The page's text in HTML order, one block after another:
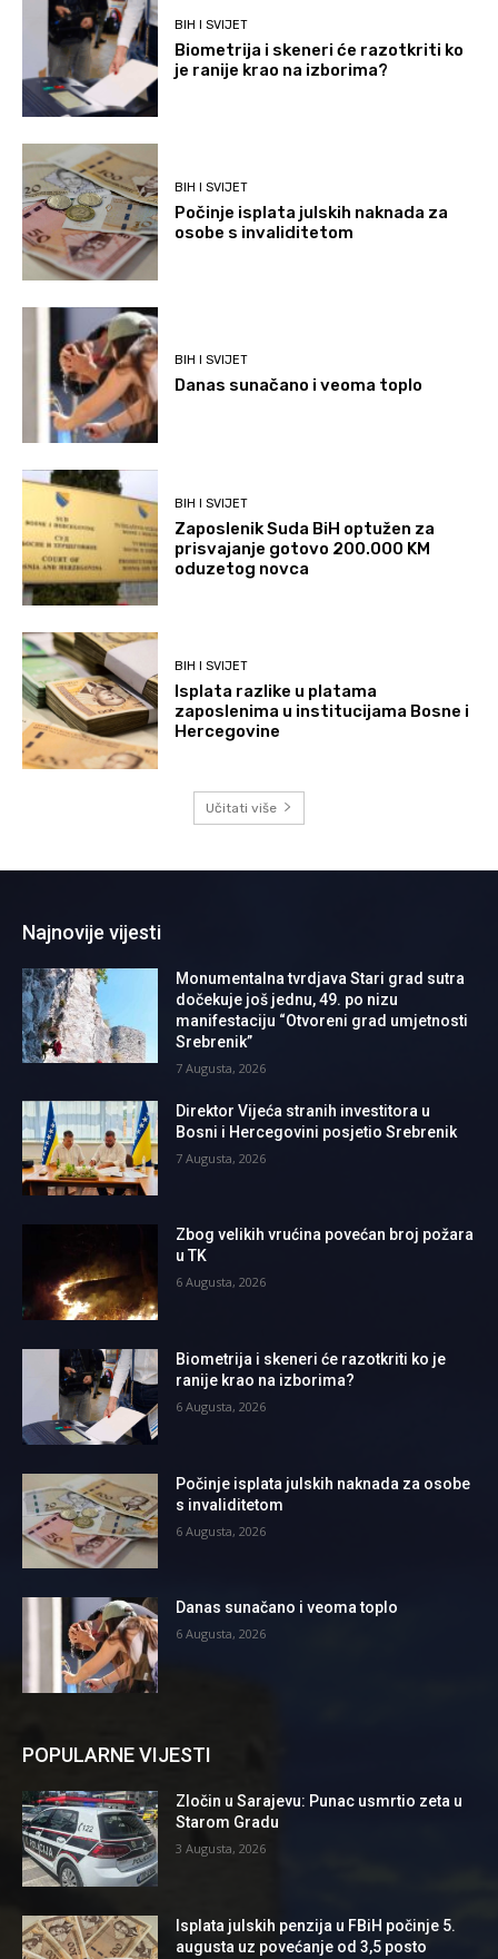
BIH I SVIJET
Biometrija i skeneri će razotkriti ko
je ranije krao na izborima?
BIH I SVIJET
Počinje isplata julskih naknada za
osobe s invaliditetom
BIH I SVIJET
Danas sunačano i veoma toplo
BIH I SVIJET
Zaposlenik Suda BiH optužen za
prisvajanje gotovo 200.000 KM
oduzetog novca
BIH I SVIJET
Isplata razlike u platama
zaposlenima u institucijama Bosne i
Hercegovine
Učitati više
Najnovije vijesti
Monumentalna tvrdjava Stari grad sutra
dočekuje još jednu, 49. po nizu
manifestaciju “Otvoreni grad umjetnosti
Srebrenik”
7 Augusta, 2026
Direktor Vijeća stranih investitora u
Bosni i Hercegovini posjetio Srebrenik
7 Augusta, 2026
Zbog velikih vrućina povećan broj požara
u TK
6 Augusta, 2026
Biometrija i skeneri će razotkriti ko je
ranije krao na izborima?
6 Augusta, 2026
Počinje isplata julskih naknada za osobe
s invaliditetom
6 Augusta, 2026
Danas sunačano i veoma toplo
6 Augusta, 2026
POPULARNE VIJESTI
Zločin u Sarajevu: Punac usmrtio zeta u
Starom Gradu
3 Augusta, 2026
Isplata julskih penzija u FBiH počinje 5.
augusta uz povećanje od 3,5 posto